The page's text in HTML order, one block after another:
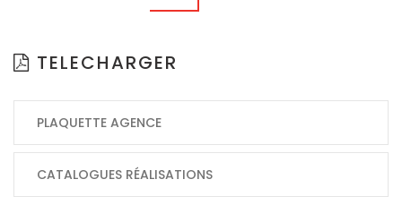
TELECHARGER
PLAQUETTE AGENCE
CATALOGUES RÉALISATIONS